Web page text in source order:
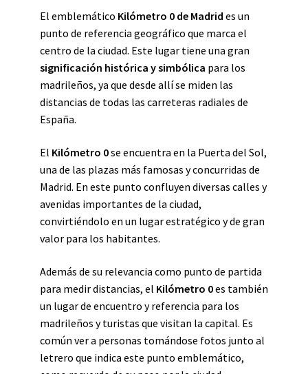
El emblemático Kilómetro 0 de Madrid es un
punto de referencia geográfico que marca el
centro de la ciudad. Este lugar tiene una gran
significación histórica y simbólica para los
madrileños, ya que desde allí se miden las
distancias de todas las carreteras radiales de
España.
El Kilómetro 0se encuentra en la Puerta del Sol,
una de las plazas más famosas y concurridas de
Madrid. En este punto confluyen diversas calles y
avenidas importantes de la ciudad,
convirtiéndolo en un lugar estratégico y de gran
valor para los habitantes.
Además de su relevancia como punto de partida
para medir distancias, el Kilómetro 0es también
un lugar de encuentro y referencia para los
madrileños y turistas que visitan la capital. Es
común ver a personas tomándose fotos junto al
letrero que indica este punto emblemático,